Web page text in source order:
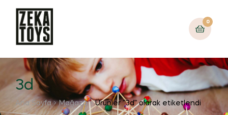
0
3d
Ana Sayfa Mağaza Ürünler “3d” olarak etiketlendi